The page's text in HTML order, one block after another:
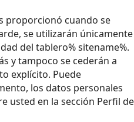
proporcionó cuando se
se utilizarán únicamente
del tablero% sitename%.
y tampoco se cederán a
explícito. Puede
los datos personales
usted en la sección Perfil de